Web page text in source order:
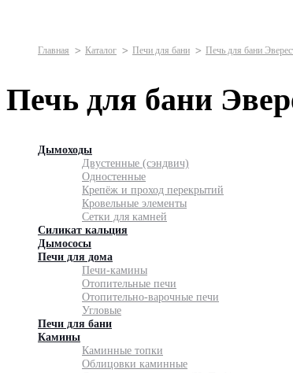
Главная Каталог Печи для бани Печь для бани
Печь для бани
Дымоходы
Двустенные (сэндвич)
Одностенные
Крепёж и проход перекрытий
Кровельные элементы
Сетки для камней
Силикат кальция
Дымососы
Печи для дома
Печи-камины
Отопительные печи
Отопительно-варочные печи
Угловые
Печи для бани
Камины
Каминные топки
Облицовки каминные